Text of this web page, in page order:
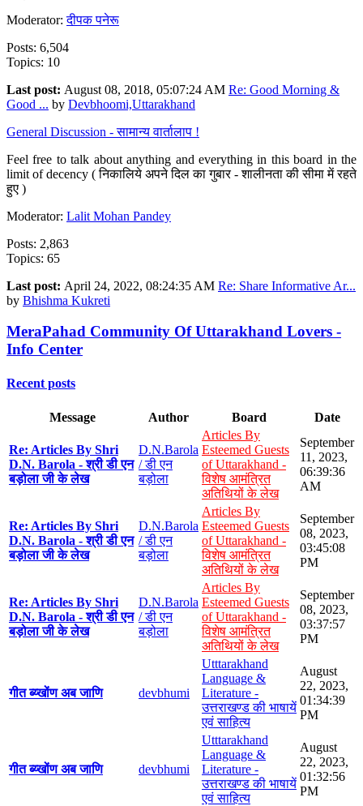
Moderator:दीपक पनेरू
Posts: 6,504
Topics: 10
Last post: August 08, 2018, 05:07:24 AM Re: Good Morning &
Good ... by Devbhoomi,Uttarakhand
General Discussion - सामान्य वार्तालाप !
Feel free to talk about anything and everything in this board in the
limit of decency ( निकालिये अपने दिल का गुबार - शालीनता की सीमा में रहते
हुए )
Moderator: Lalit Mohan Pandey
Posts: 2,863
Topics: 65
Last post: April 24, 2022, 08:24:35 AM Re: Share Informative Ar...
by Bhishma Kukreti
MeraPahad Community Of Uttarakhand Lovers -
Info Center
Recent posts
Message Author Board Date
Re: Articles By Shri
D.N. Barola - श्री डी एन
बड़ोला जी के लेख
D.N.Barola
/ डी एन
बड़ोला
Articles By
Esteemed Guests
of Uttarakhand -
विशेष आमंत्रित
अतिथियों के लेख
September
11, 2023,
06:39:36
AM
Re: Articles By Shri
D.N. Barola - श्री डी एन
बड़ोला जी के लेख
D.N.Barola
/ डी एन
बड़ोला
Articles By
Esteemed Guests
of Uttarakhand -
विशेष आमंत्रित
अतिथियों के लेख
September
08, 2023,
03:45:08
PM
Re: Articles By Shri
D.N. Barola - श्री डी एन
बड़ोला जी के लेख
D.N.Barola
/ डी एन
बड़ोला
Articles By
Esteemed Guests
of Uttarakhand -
विशेष आमंत्रित
अतिथियों के लेख
September
08, 2023,
03:37:57
PM
गीत ब्य्खोंण अब जाणि devbhumi
Utttarakhand
Language &
Literature -
उत्तराखण्ड की भाषायें
एवं साहित्य
August
22, 2023,
01:34:39
PM
गीत ब्य्खोंण अब जाणि devbhumi
Utttarakhand
Language &
Literature -
उत्तराखण्ड की भाषायें
एवं साहित्य
August
22, 2023,
01:32:56
PM